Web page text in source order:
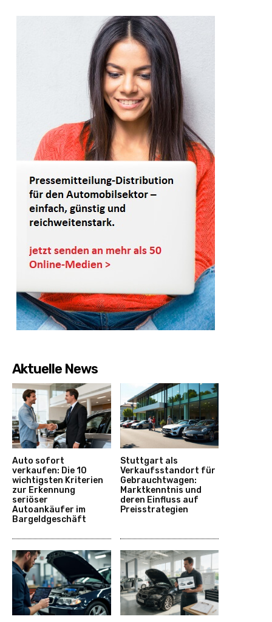
Aktuelle News
Auto sofort
verkaufen: Die 10
wichtigsten Kriterien
zur Erkennung
seriöser
Autoankäufer im
Bargeldgeschäft
Stuttgart als
Verkaufsstandort für
Gebrauchtwagen:
Marktkenntnis und
deren Einfluss auf
Preisstrategien